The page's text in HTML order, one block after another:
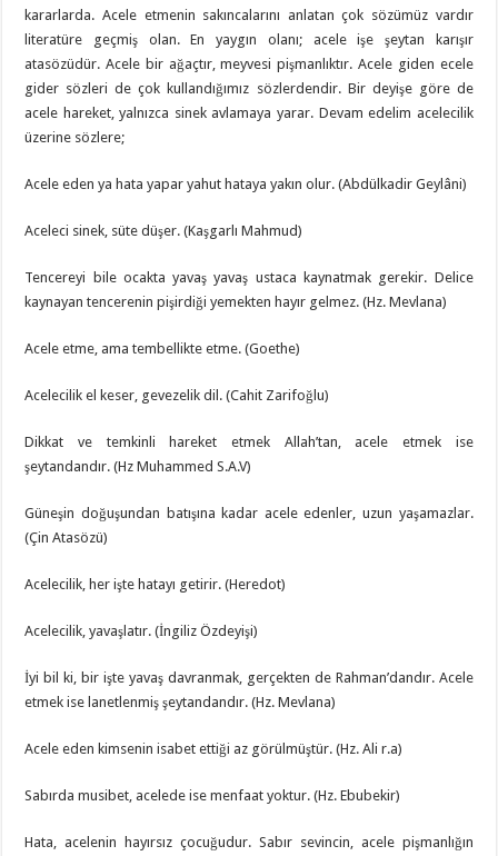
kararlarda. Acele etmenin sakıncalarını anlatan çok sözümüz vardır
literatüre geçmiş olan. En yaygın olanı; acele işe şeytan karışır
atasözüdür. Acele bir ağaçtır, meyvesi pişmanlıktır. Acele giden ecele
gider sözleri de çok kullandığımız sözlerdendir. Bir deyişe göre de
acele hareket, yalnızca sinek avlamaya yarar. Devam edelim acelecilik
üzerine sözlere;
Acele eden ya hata yapar yahut hataya yakın olur. (Abdülkadir Geylâni)
Aceleci sinek, süte düşer. (Kaşgarlı Mahmud)
Tencereyi bile ocakta yavaş yavaş ustaca kaynatmak gerekir. Delice
kaynayan tencerenin pişirdiği yemekten hayır gelmez. (Hz. Mevlana)
Acele etme, ama tembellikte etme. (Goethe)
Acelecilik el keser, gevezelik dil. (Cahit Zarifoğlu)
Dikkat ve temkinli hareket etmek Allah’tan, acele etmek ise
şeytandandır. (Hz Muhammed S.A.V)
Güneşin doğuşundan batışına kadar acele edenler, uzun yaşamazlar.
(Çin Atasözü)
Acelecilik, her işte hatayı getirir. (Heredot)
Acelecilik, yavaşlatır. (İngiliz Özdeyişi)
İyi bil ki, bir işte yavaş davranmak, gerçekten de Rahman’dandır. Acele
etmek ise lanetlenmiş şeytandandır. (Hz. Mevlana)
Acele eden kimsenin isabet ettiği az görülmüştür. (Hz. Ali r.a)
Sabırda musibet, acelede ise menfaat yoktur. (Hz. Ebubekir)
Hata, acelenin hayırsız çocuğudur. Sabır sevincin, acele pişmanlığın